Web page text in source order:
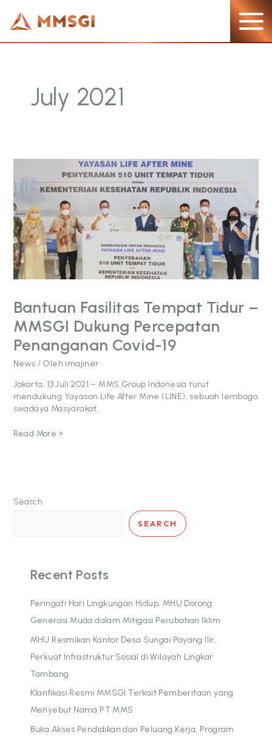
konten
July 2021
Bantuan Fasilitas Tempat Tidur –
MMSGI Dukung Percepatan
Penanganan Covid-19
News / Oleh imajiner
Jakarta, 13 Juli 2021 – MMS Group Indonesia turut
mendukung Yayasan Life After Mine (LINE), sebuah lembaga
swadaya Masyarakat,
Bantuan
Tempat
Tidur
–
MMSGI
Dukung
Percepatan
Penanganan
Covid-
19
Read More »
Search
SEARCH
Recent Posts
Peringati Hari Lingkungan Hidup, MHU Dorong
Generasi Muda dalam Mitigasi Perubahan Iklim
MHU Resmikan Kantor Desa Sungai Payang Ilir,
Perkuat Infrastruktur Sosial di Wilayah Lingkar
Tambang
Klarifikasi Resmi MMSGI Terkait Pemberitaan yang
Menyebut Nama PT MMS
Buka Akses Pendidikan dan Peluang Kerja, Program